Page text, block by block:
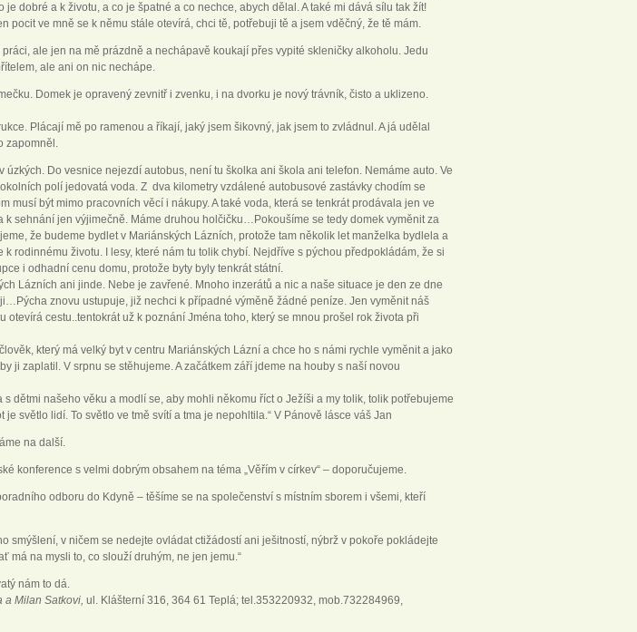
dobré a k životu, a co je špatné a co nechce, abych dělal. A také mi dává sílu tak žít!
pocit ve mně se k němu stále otevírá, chci tě, potřebuji tě a jsem vděčný, že tě mám.
ale jen na mě prázdně a nechápavě koukají přes vypité skleničky alkoholu. Jedu
ale ani on nic nechápe.
Domek je opravený zevnitř i zvenku, i na dvorku je nový trávník, čisto a uklizeno.
Plácají mě po ramenou a říkají, jaký jsem šikovný, jak jsem to zvládnul. A já udělal
zapomněl.
úzkých. Do vesnice nejezdí autobus, není tu školka ani škola ani telefon. Nemáme auto. Ve
polí jedovatá voda. Z dva kilometry vzdálené autobusové zastávky chodím se
musí být mimo pracovních věcí i nákupy. A také voda, která se tenkrát prodávala jen ve
sehnání jen výjimečně. Máme druhou holčičku…Pokoušíme se tedy domek vyměnit za
že budeme bydlet v Mariánských Lázních, protože tam několik let manželka bydlela a
rodinnému životu. I lesy, které nám tu tolik chybí. Nejdříve s pýchou předpokládám, že si
i odhadní cenu domu, protože byty byly tenkrát státní.
Lázních ani jinde. Nebe je zavřené. Mnoho inzerátů a nic a naše situace je den ze dne
znovu ustupuje, již nechci k případné výměně žádné peníze. Jen vyměnit náš
cestu..tentokrát už k poznání Jména toho, který se mnou prošel rok života při
který má velký byt v centru Mariánských Lázní a chce ho s námi rychle vyměnit a jako
ji zaplatil. V srpnu se stěhujeme. A začátkem září jdeme na houby s naší novou
dětmi našeho věku a modlí se, aby mohli někomu říct o Ježíši a my tolik, tolik potřebujeme
světlo lidí. To světlo ve tmě svítí a tma je nepohltila.“ V Pánově lásce váš Jan
na další.
konference s velmi dobrým obsahem na téma „Věřím v církev“ – doporučujeme.
odboru do Kdyně – těšíme se na společenství s místním sborem i všemi, kteří
smýšlení, v ničem se nedejte ovládat ctižádostí ani ješitností, nýbrž v pokoře pokládejte
má na mysli to, co slouží druhým, ne jen jemu.“
nám to dá.
a Milan Satkovi, ul. Klášterní 316, 364 61 Teplá; tel.353220932, mob.732284969,